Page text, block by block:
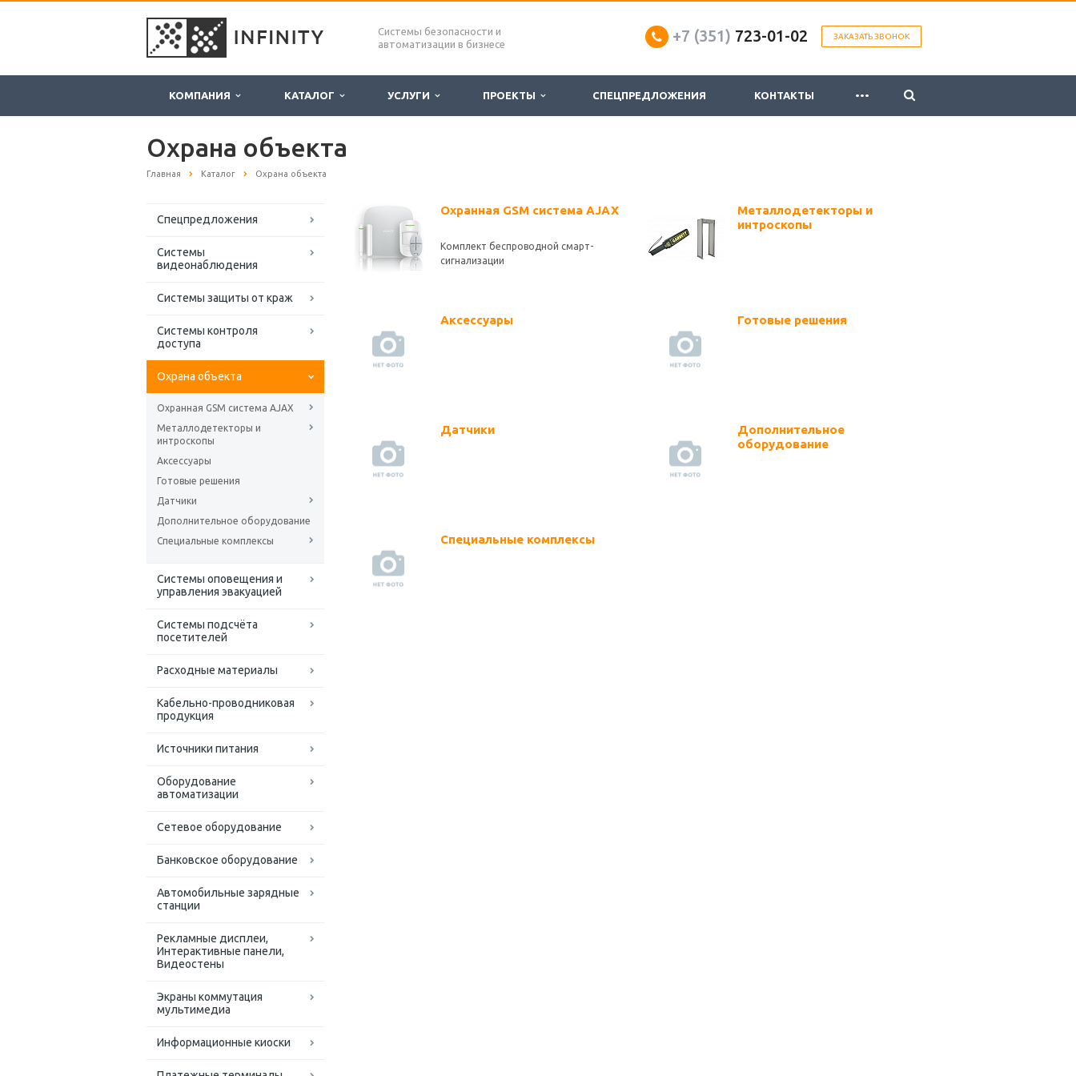
Системы безопасности и
автоматизации в бизнесе
ЗАКАЗАТЬ ЗВОНОК
+7 (351) 723-01-02
КОМПАНИЯ КАТАЛОГ УСЛУГИ ПРОЕКТЫ СПЕЦПРЕДЛОЖЕНИЯ КОНТАКТЫ ...
Охрана объекта
Главная Каталог Охрана объекта
Спецпредложения
Системы
видеонаблюдения
Системы защиты от краж
Системы контроля
доступа
Охрана объекта
Охранная GSM система AJAX
Металлодетекторы и
интроскопы
Аксессуары
Готовые решения
Датчики
Дополнительное оборудование
Специальные комплексы
Системы оповещения и
управления эвакуацией
Системы подсчёта
посетителей
Расходные материалы
Кабельно-проводниковая
продукция
Источники питания
Оборудование
автоматизации
Сетевое оборудование
Банковское оборудование
Автомобильные зарядные
станции
Рекламные дисплеи,
Интерактивные панели,
Видеостены
Экраны коммутация
мультимедиа
Информационные киоски
Охранная GSM система AJAX
Комплект беспроводной смарт-
сигнализации
Металлодетекторы и
интроскопы
Аксессуары Готовые решения
Датчики
Дополнительное
оборудование
Специальные комплексы